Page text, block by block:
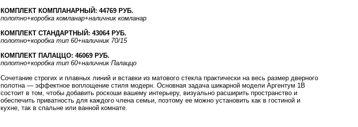
КОМПЛЕКТ КОМПЛАНАРНЫЙ: 44769 РУБ.
полотно+коробка комланар+наличник комланар
КОМПЛЕКТ СТАНДАРТНЫЙ: 43064 РУБ.
полотно+коробка тип 60+наличник 70/15
КОМПЛЕКТ ПАЛАЦЦО: 46069 РУБ.
полотно+коробка тип 60+наличник Палаццо
Сочетание строгих и плавных линий и вставки из матового стекла практически на весь размер дверного
полотна — эффектное воплощение стиля модерн. Основная задача шикарной модели Аргентум 1B
состоит в том, чтобы добавить роскоши вашему интерьеру, визуально расширить пространство и
обеспечить приватность для каждого члена семьи, поэтому ее можно установить как в гостиной и
кухне, так в спальне или ванной комнате.